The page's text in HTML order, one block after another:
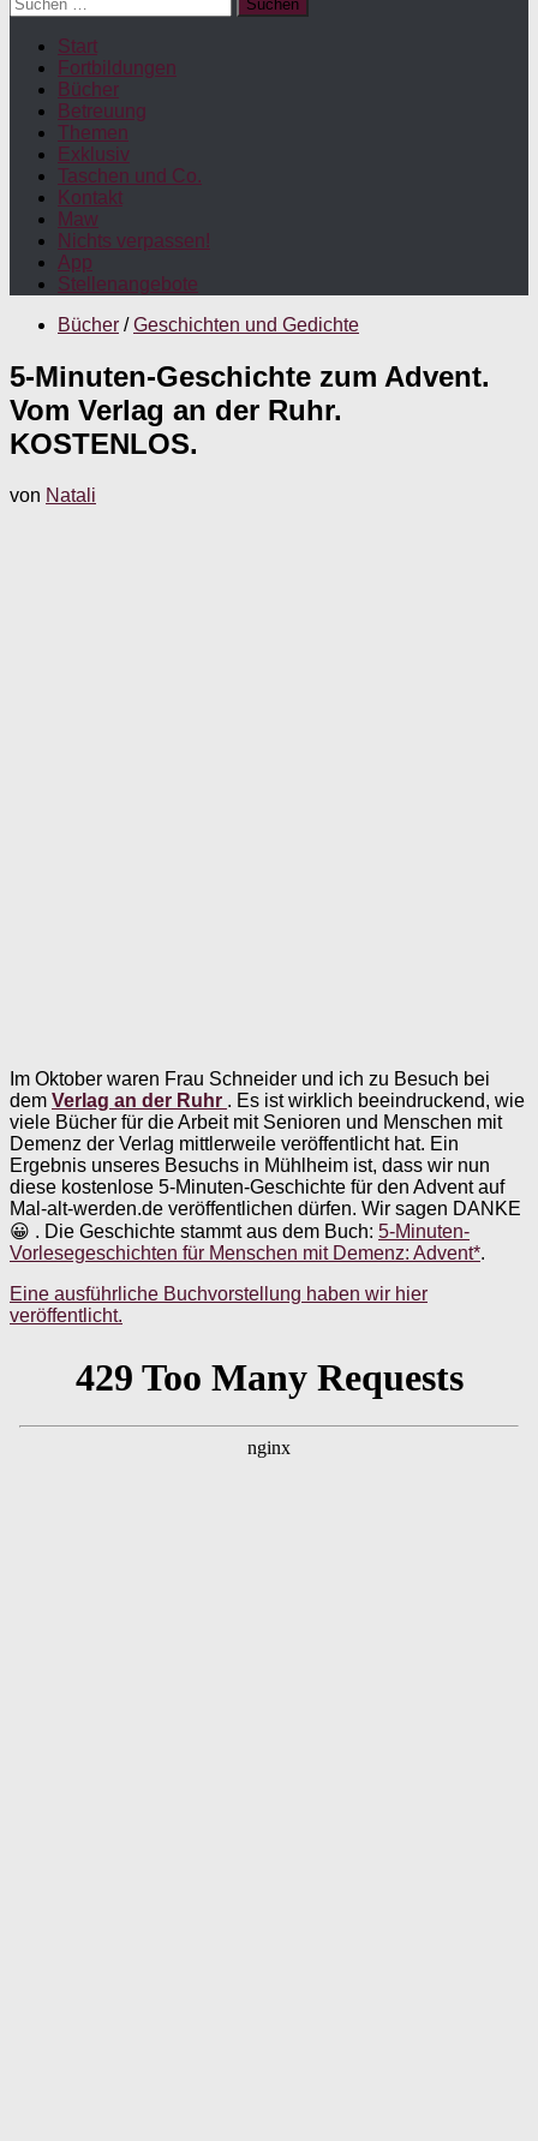
nach:
Start
Fortbildungen
Bücher
Betreuung
Themen
Exklusiv
Taschen und Co.
Kontakt
Maw
Nichts verpassen!
App
Stellenangebote
Bücher / Geschichten und Gedichte
5-Minuten-Geschichte zum Advent.
Vom Verlag an der Ruhr.
KOSTENLOS.
von Natali
Im Oktober waren Frau Schneider und ich zu Besuch bei
dem Verlag an der Ruhr . Es ist wirklich beeindruckend, wie
viele Bücher für die Arbeit mit Senioren und Menschen mit
Demenz der Verlag mittlerweile veröffentlicht hat. Ein
Ergebnis unseres Besuchs in Mühlheim ist, dass wir nun
diese kostenlose 5-Minuten-Geschichte für den Advent auf
Mal-alt-werden.de veröffentlichen dürfen. Wir sagen DANKE
😀 . Die Geschichte stammt aus dem Buch: 5-Minuten-
Vorlesegeschichten für Menschen mit Demenz: Advent*.
Eine ausführliche Buchvorstellung haben wir hier
veröffentlicht.